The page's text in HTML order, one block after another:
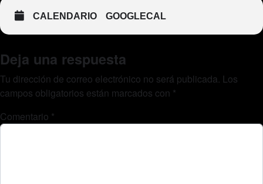
CALENDARIO GOOGLECAL
Deja una respuesta
Tu dirección de correo electrónico no será publicada. Los
campos obligatorios están marcados con *
Comentario *